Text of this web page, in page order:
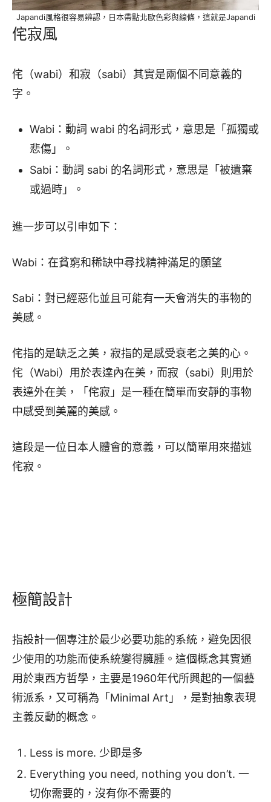
Japandi風格很容易辨認，日本帶點北歐色彩與線條，這就是Japandi
侘寂風
侘（wabi）和寂（sabi）其實是兩個不同意義的
字。
Wabi：動詞 wabi 的名詞形式，意思是「孤獨或
悲傷」。
Sabi：動詞 sabi 的名詞形式，意思是「被遺棄
或過時」。
進一步可以引申如下：
Wabi：在貧窮和稀缺中尋找精神滿足的願望
Sabi：對已經惡化並且可能有一天會消失的事物的
美感。
侘指的是缺乏之美，寂指的是感受衰老之美的心。
侘（Wabi）用於表達內在美，而寂（sabi）則用於
表達外在美，「侘寂」是一種在簡單而安靜的事物
中感受到美麗的美感。
這段是一位日本人體會的意義，可以簡單用來描述
侘寂。
極簡設計
指設計一個專注於最少必要功能的系統，避免因很
少使用的功能而使系統變得臃腫。這個概念其實通
用於東西方哲學，主要是1960年代所興起的一個藝
術派系，又可稱為「Minimal Art」，是對抽象表現
主義反動的概念。
Less is more. 少即是多
Everything you need, nothing you don’t. 一
切你需要的，沒有你不需要的